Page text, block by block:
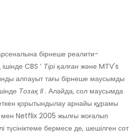
бірнеше реалити-
CBS ’ Тірі қалған және MTV's
алпауыт тағы бірнеше маусымды
Тозақ II. Алайда, сол маусымда
қорытындылау арнайы құрамы
Netflix 2005 жылғы жоғалып
түсініктеме бермесе де, шешілген сот